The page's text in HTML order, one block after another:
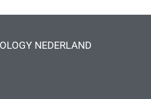
NEDERLAND